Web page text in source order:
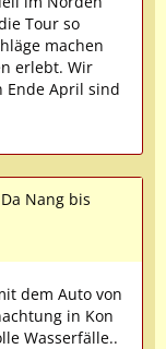
Tour so
machen
erlebt. Wir
Ende April sind
Nang bis
dem Auto von
in Kon
Wasserfälle..